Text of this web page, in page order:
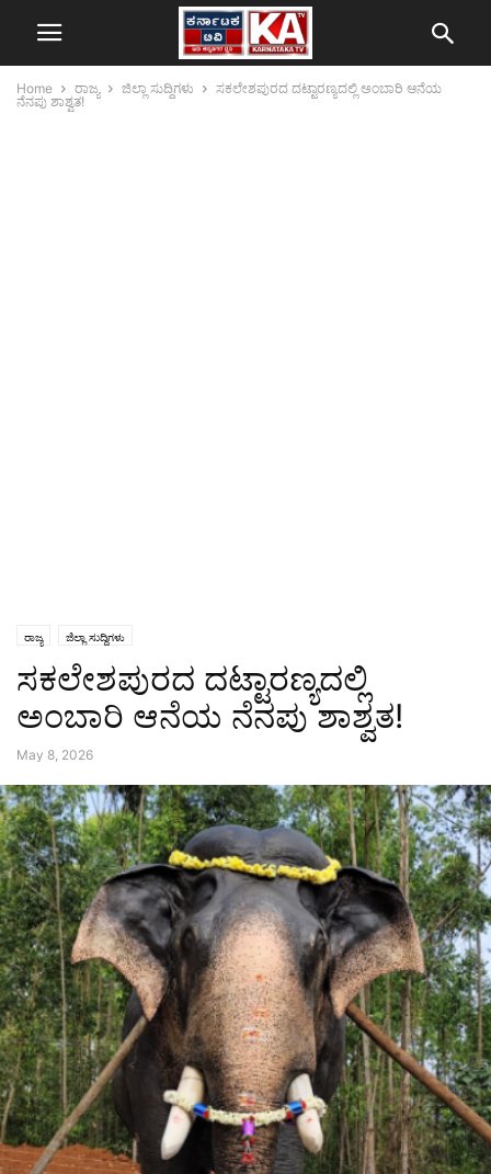
Home ರಾಜ್ಯ ಜಿಲ್ಲಾ ಸುದ್ದಿಗಳು
ಸಕಲೇಶಪುರದ ದಟ್ಟಾರಣ್ಯದಲ್ಲಿ ಅಂಬಾರಿ ಆನೆಯ
ನೆನಪು ಶಾಶ್ವತ!
ರಾಜ್ಯ ಜಿಲ್ಲಾ ಸುದ್ದಿಗಳು
ಸಕಲೇಶಪುರದ ದಟ್ಟಾರಣ್ಯದಲ್ಲಿ
ಅಂಬಾರಿ ಆನೆಯ ನೆನಪು ಶಾಶ್ವತ!
May 8, 2026